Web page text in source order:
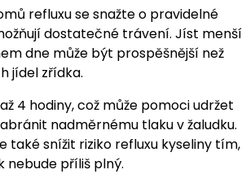
refluxu se snažte o pravidelné
dostatečné trávení. Jíst menší
dne může být prospěšnější než
jídel zřídka.
4 hodiny, což může pomoci udržet
nadměrnému tlaku v žaludku.
také snížit riziko refluxu kyseliny tím,
nebude příliš plný.